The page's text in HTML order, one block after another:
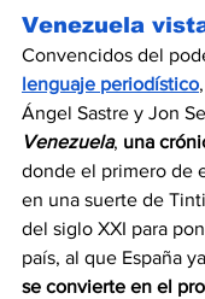
Venezuela
Convencidos del
lenguaje periodístico
Ángel Sastre y Jon
Venezuela, una
donde el primero de
en una suerte de
del siglo XXI para
país, al que España
se convierte en el